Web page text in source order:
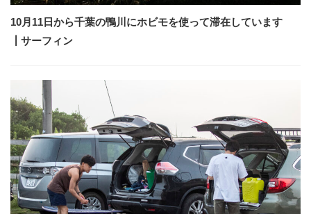
10月11日から千葉の鴨川にホビモを使って滞在しています
┃サーフィン